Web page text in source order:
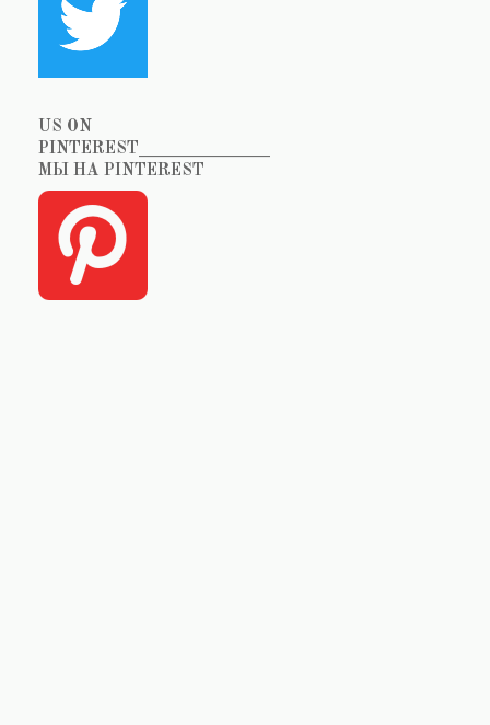
US ON
PINTEREST_______________
МЫ НА PINTEREST